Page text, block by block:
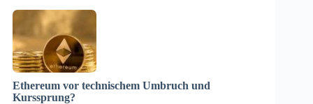
Ethereum vor technischem Umbruch und
Kurssprung?